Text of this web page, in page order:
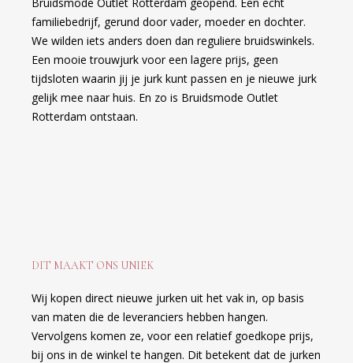
familiebedrijf, gerund door vader, moeder en dochter.
We wilden iets anders doen dan reguliere bruidswinkels.
Een mooie trouwjurk voor een lagere prijs, geen
tijdsloten waarin jij je jurk kunt passen en je nieuwe jurk
gelijk mee naar huis. En zo is Bruidsmode Outlet
Rotterdam ontstaan.
DIT MAAKT ONS UNIEK
Wij kopen direct nieuwe jurken uit het vak in, op basis
van maten die de leveranciers hebben hangen.
Vervolgens komen ze, voor een relatief goedkope prijs,
bij ons in de winkel te hangen. Dit betekent dat de jurken